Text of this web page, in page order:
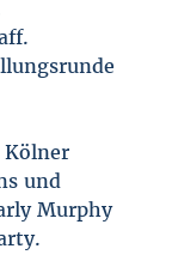
und
Murphy